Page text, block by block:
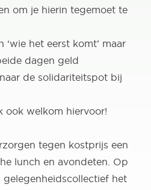
om je hierin tegemoet te
het eerst komt’ maar
dagen geld
de solidariteitspot bij
ook welkom hiervoor!
tegen kostprijs een
lunch en avondeten. Op
het